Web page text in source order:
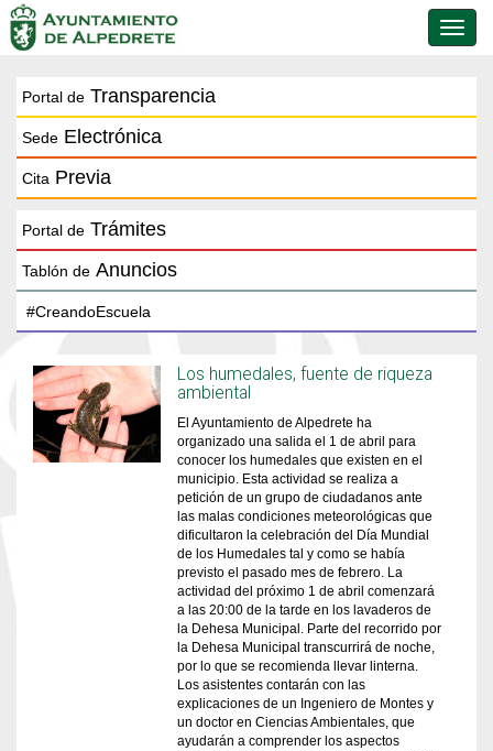
de
Portal de Transparencia
Sede Electrónica
Cita Previa
Portal de Trámites
Tablón de Anuncios
Los humedales, fuente de riqueza
ambiental
El Ayuntamiento de Alpedrete ha
organizado una salida el 1 de abril para
conocer los humedales que existen en el
municipio. Esta actividad se realiza a
petición de un grupo de ciudadanos ante
las malas condiciones meteorológicas que
dificultaron la celebración del Día Mundial
de los Humedales tal y como se había
previsto el pasado mes de febrero. La
actividad del próximo 1 de abril comenzará
a las 20:00 de la tarde en los lavaderos de
la Dehesa Municipal. Parte del recorrido por
la Dehesa Municipal transcurrirá de noche,
por lo que se recomienda llevar linterna.
Los asistentes contarán con las
explicaciones de un Ingeniero de Montes y
un doctor en Ciencias Ambientales, que
ayudarán a comprender los aspectos